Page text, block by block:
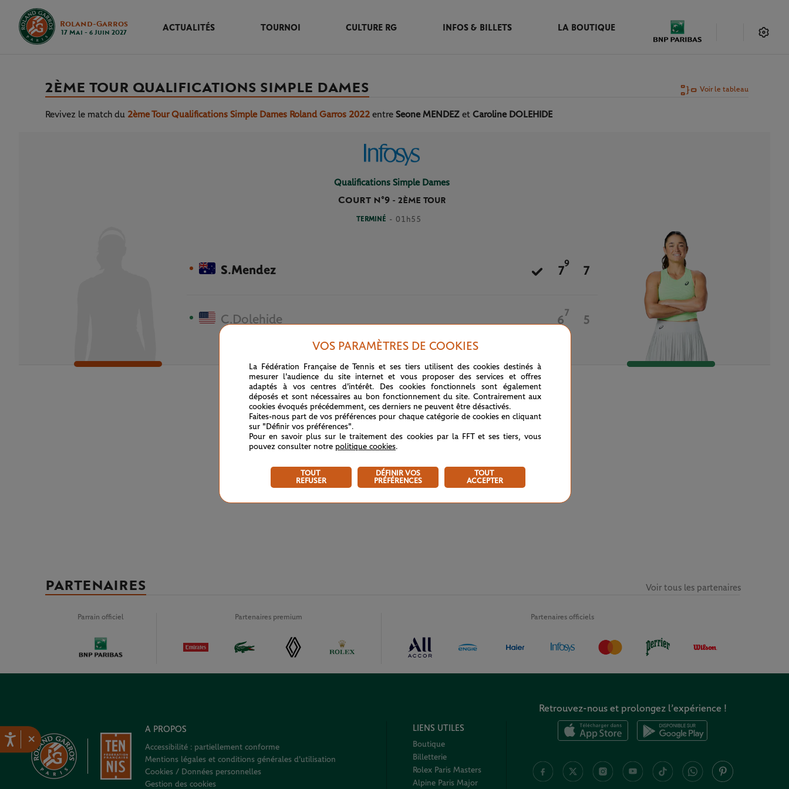
×
Roland-Garros
17 Mai - 6 Juin 2027
ACTUALITÉS TOURNOI CULTURE RG INFOS & BILLETS LA BOUTIQUE
2ÈME TOUR QUALIFICATIONS SIMPLE DAMES Voir le tableau
Revivez le match du 2ème Tour Qualifications Simple Dames Roland Garros 2022 entre Seone MENDEZ et Caroline DOLEHIDE
Qualifications Simple Dames
Court n°9- 2ÈME TOUR
TERMINÉ - 01h55
S.Mendez 7
9
7
C.Dolehide 6
7
5
18 MAI 2022
PARTENAIRES
Parrain officiel Partenaires premium Partenaires officiels
Voir tous les partenaires
A PROPOS
Accessibilité : partiellement conforme
Mentions légales et conditions générales d'utilisation
Cookies / Données personnelles
Gestion des cookies
LIENS UTILES
Boutique
Billetterie
Rolex Paris Masters
Alpine Paris Major
Retrouvez-nous et prolongez l’expérience !
VOS PARAMÈTRES DE COOKIES
La Fédération Française de Tennis et ses tiers utilisent des cookies destinés à
mesurer l'audience du site internet et vous proposer des services et offres
adaptés à vos centres d'intérêt. Des cookies fonctionnels sont également
déposés et sont nécessaires au bon fonctionnement du site. Contrairement aux
cookies évoqués précédemment, ces derniers ne peuvent être désactivés.
Faites-nous part de vos préférences pour chaque catégorie de cookies en cliquant
sur "Définir vos préférences".
Pour en savoir plus sur le traitement des cookies par la FFT et ses tiers, vous
pouvez consulter notre politique cookies.
TOUT
REFUSER
DÉFINIR VOS
PRÉFÉRENCES
TOUT
ACCEPTER